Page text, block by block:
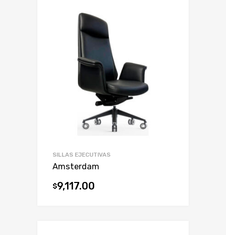
SILLAS EJECUTIVAS
Amsterdam
$9,117.00